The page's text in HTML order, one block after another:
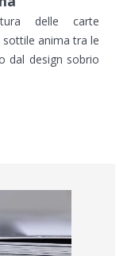
delle carte
anima tra le
dal design sobrio